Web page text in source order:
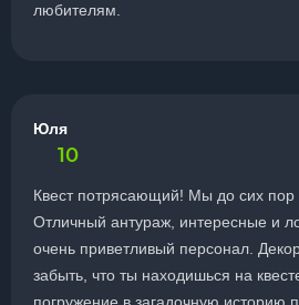
любителям.
Юля
10
Квест потрясающий! Мы до сих пор
Отличный антураж, интересные и
очень приветливый персонал.
забыть, что ты находишься на